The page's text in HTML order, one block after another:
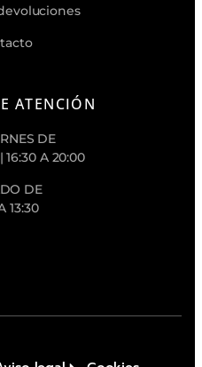
ATENCIÓN
DE
16:30 A 20:00
DE
13:30